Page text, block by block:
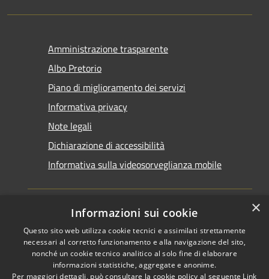
Amministrazione trasparente
Albo Pretorio
Piano di miglioramento dei servizi
Informativa privacy
Note legali
Dichiarazione di accessibilità
Informativa sulla videosorveglianza mobile
RSS
Accessibilità
Copyright © 2026 • Comune di
Taranto • Powered by
Municipium•Accesso
×
Informazioni sui cookie
Questo sito web utilizza cookie tecnici e assimilati strettamente
necessari al corretto funzionamento e alla navigazione del sito,
nonché un cookie tecnico analitico al solo fine di elaborare
informazioni statistiche, aggregate e anonime.
Per maggiori dettagli, può consultare la cookie policy al seguente Link